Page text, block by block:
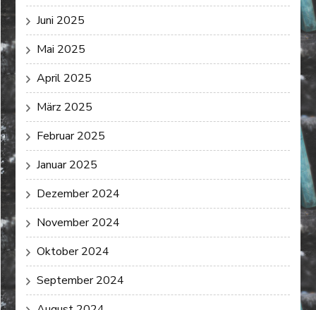
Juni 2025
Mai 2025
April 2025
März 2025
Februar 2025
Januar 2025
Dezember 2024
November 2024
Oktober 2024
September 2024